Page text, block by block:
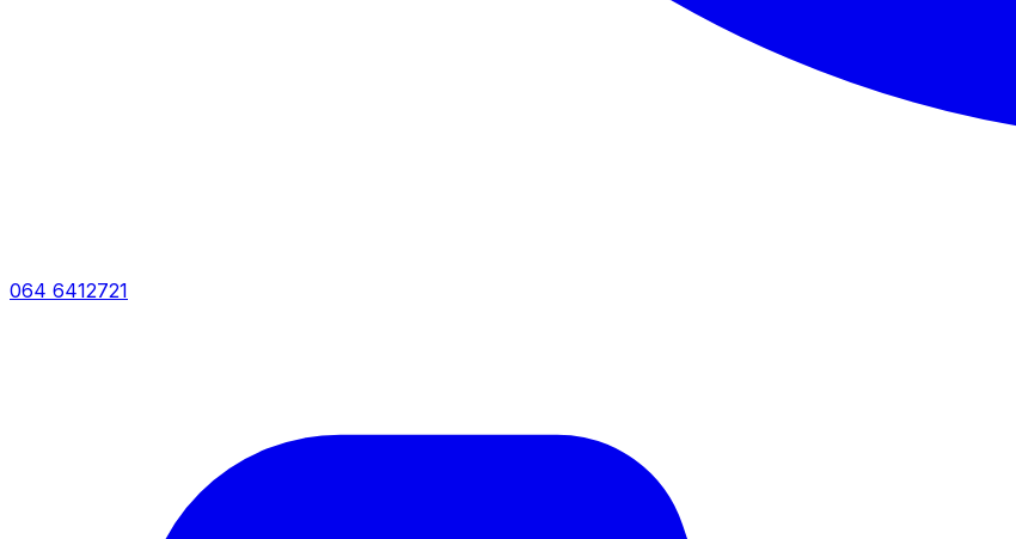
064 6412721